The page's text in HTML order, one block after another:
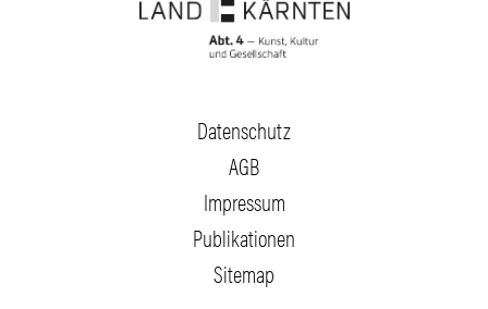
Datenschutz
AGB
Impressum
Publikationen
Sitemap